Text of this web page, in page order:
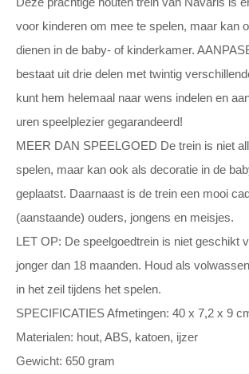
voor kinderen om mee te spelen, maar kan
dienen in de baby- of kinderkamer.
bestaat uit drie delen met twintig
kunt hem helemaal naar wens indelen en
uren speelplezier gegarandeerd!
MEER DAN SPEELGOED De trein is niet
spelen, maar kan ook als decoratie in de
geplaatst. Daarnaast is de trein een mooi
(aanstaande) ouders, jongens en meisjes.
LET OP: De speelgoedtrein is niet geschikt
jonger dan 18 maanden. Houd als
in het zeil tijdens het spelen.
SPECIFICATIES Afmetingen: 40 x 7,2 x 9
Materialen: hout, ABS, katoen, ijzer
Gewicht: 650 gram